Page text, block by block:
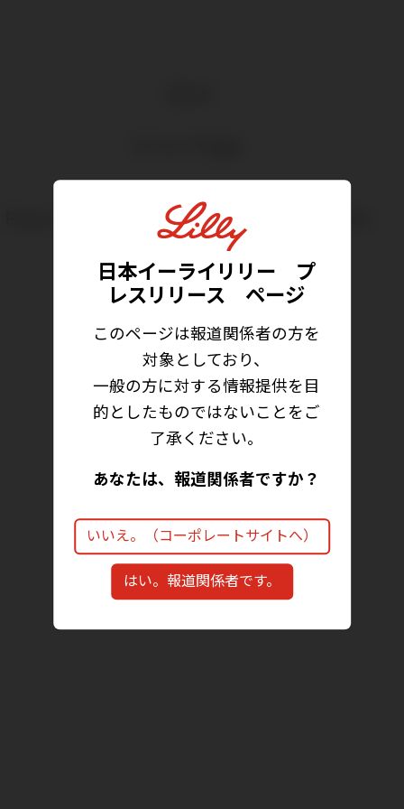
Page you're trying to access is not available
Go to Home Page
日本イーライリリー プ
レスリリース ページ
このページは報道関係者の方を
対象としており、
一般の方に対する情報提供を目
的としたものではないことをご
了承ください。
あなたは、報道関係者ですか？
いいえ。（コーポレートサイトへ）
はい。報道関係者です。